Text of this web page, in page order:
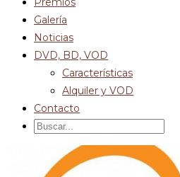
Galería
Noticias
DVD, BD, VOD
Características
Alquiler y VOD
Contacto